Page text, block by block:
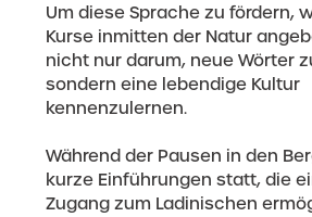
Um diese Sprache zu fördern,
Kurse inmitten der Natur
nicht nur darum, neue Wörter
sondern eine lebendige Kultur
kennenzulernen.
Während der Pausen in den
kurze Einführungen statt, die
Zugang zum Ladinischen